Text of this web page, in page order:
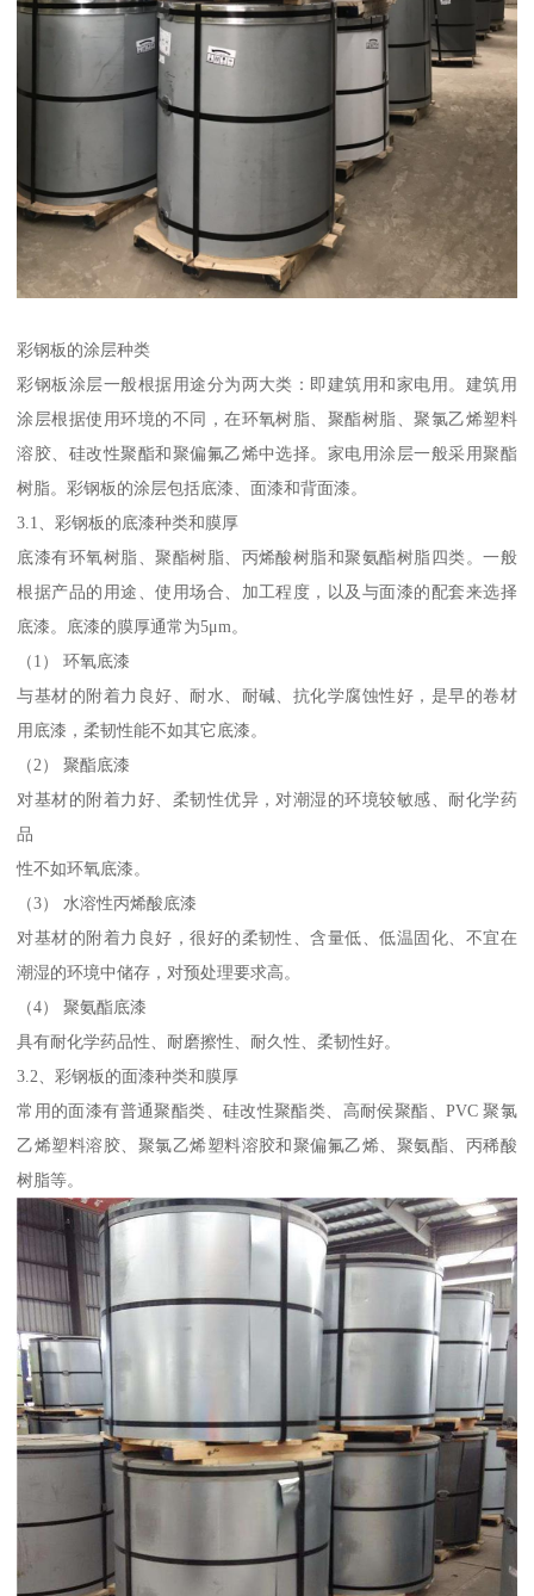
彩钢板的涂层种类
彩钢板涂层一般根据用途分为两大类：即建筑用和家电用。建筑用
涂层根据使用环境的不同，在环氧树脂、聚酯树脂、聚氯乙烯塑料
溶胶、硅改性聚酯和聚偏氟乙烯中选择。家电用涂层一般采用聚酯
树脂。彩钢板的涂层包括底漆、面漆和背面漆。
3.1、彩钢板的底漆种类和膜厚
底漆有环氧树脂、聚酯树脂、丙烯酸树脂和聚氨酯树脂四类。一般
根据产品的用途、使用场合、加工程度，以及与面漆的配套来选择
底漆。底漆的膜厚通常为5μm。
（1） 环氧底漆
与基材的附着力良好、耐水、耐碱、抗化学腐蚀性好，是早的卷材
用底漆，柔韧性能不如其它底漆。
（2） 聚酯底漆
对基材的附着力好、柔韧性优异，对潮湿的环境较敏感、耐化学药
品
性不如环氧底漆。
（3） 水溶性丙烯酸底漆
对基材的附着力良好，很好的柔韧性、含量低、低温固化、不宜在
潮湿的环境中储存，对预处理要求高。
（4） 聚氨酯底漆
具有耐化学药品性、耐磨擦性、耐久性、柔韧性好。
3.2、彩钢板的面漆种类和膜厚
常用的面漆有普通聚酯类、硅改性聚酯类、高耐侯聚酯、PVC 聚氯
乙烯塑料溶胶、聚氯乙烯塑料溶胶和聚偏氟乙烯、聚氨酯、丙稀酸
树脂等。